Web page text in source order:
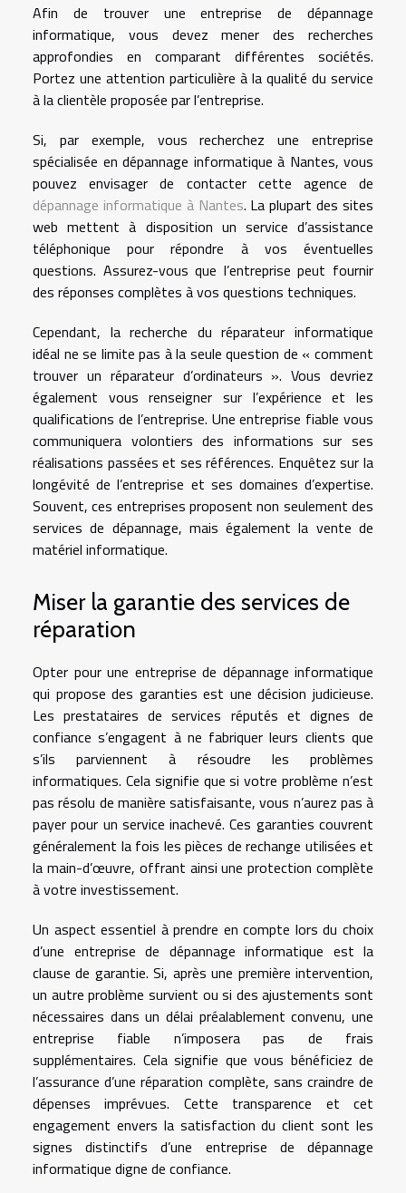
Afin de trouver une entreprise de dépannage
informatique, vous devez mener des recherches
approfondies en comparant différentes sociétés.
Portez une attention particulière à la qualité du service
à la clientèle proposée par l’entreprise.
Si, par exemple, vous recherchez une entreprise
spécialisée en dépannage informatique à Nantes, vous
pouvez envisager de contacter cette agence de
dépannage informatique à Nantes. La plupart des sites
web mettent à disposition un service d’assistance
téléphonique pour répondre à vos éventuelles
questions. Assurez-vous que l’entreprise peut fournir
des réponses complètes à vos questions techniques.
Cependant, la recherche du réparateur informatique
idéal ne se limite pas à la seule question de « comment
trouver un réparateur d’ordinateurs ». Vous devriez
également vous renseigner sur l’expérience et les
qualifications de l’entreprise. Une entreprise fiable vous
communiquera volontiers des informations sur ses
réalisations passées et ses références. Enquêtez sur la
longévité de l’entreprise et ses domaines d’expertise.
Souvent, ces entreprises proposent non seulement des
services de dépannage, mais également la vente de
matériel informatique.
Miser la garantie des services de
réparation
Opter pour une entreprise de dépannage informatique
qui propose des garanties est une décision judicieuse.
Les prestataires de services réputés et dignes de
confiance s’engagent à ne fabriquer leurs clients que
s’ils parviennent à résoudre les problèmes
informatiques. Cela signifie que si votre problème n’est
pas résolu de manière satisfaisante, vous n’aurez pas à
payer pour un service inachevé. Ces garanties couvrent
généralement la fois les pièces de rechange utilisées et
la main-d’œuvre, offrant ainsi une protection complète
à votre investissement.
Un aspect essentiel à prendre en compte lors du choix
d’une entreprise de dépannage informatique est la
clause de garantie. Si, après une première intervention,
un autre problème survient ou si des ajustements sont
nécessaires dans un délai préalablement convenu, une
entreprise fiable n’imposera pas de frais
supplémentaires. Cela signifie que vous bénéficiez de
l’assurance d’une réparation complète, sans craindre de
dépenses imprévues. Cette transparence et cet
engagement envers la satisfaction du client sont les
signes distinctifs d’une entreprise de dépannage
informatique digne de confiance.